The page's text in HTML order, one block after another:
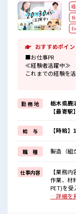
おすすめポイン
■お仕事PR
≪経験者活躍中≫
これまでの経験を
≪無理なく働ける≫
場合によってはお
残業はほとんどナ
≪モチベーション
派手過ぎなければ
(規定有)≪動きやす
制服があるので、
毎日の服装の悩み
≪自分に向いてい
困った事などがあ
担当がしっかりサ
■職場の雰囲気
勤 務 地
栃木県鹿
【最寄
給 与 【時給
職 種 製造（組
仕事内容
【業務
作業、材
PET)を
マテリア
…詳細を